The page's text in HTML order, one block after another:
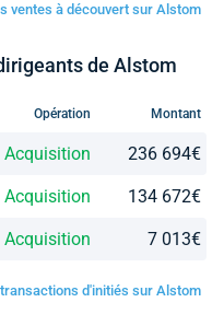
ventes à découvert sur Alstom
de Alstom
Opération Montant
Acquisition 236 694€
Acquisition 134 672€
Acquisition 7 013€
d'initiés sur Alstom